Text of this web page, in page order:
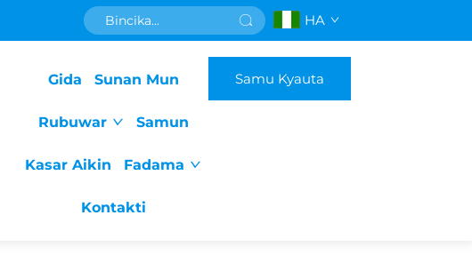
HA
Gida Sunan Mun
Rubuwar Samun
Kasar Aikin Fadama
Kontakti
Samu Kyauta